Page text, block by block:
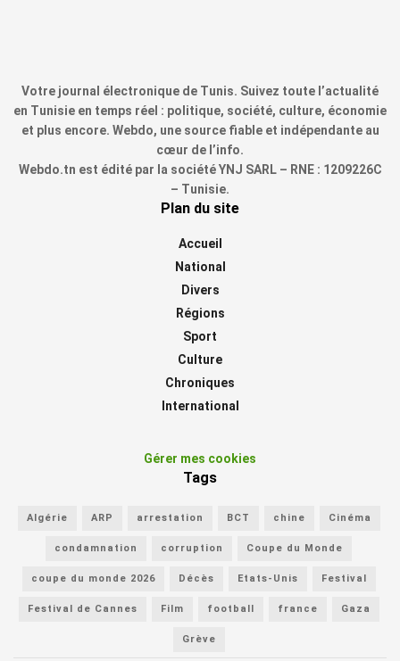
Votre journal électronique de Tunis. Suivez toute l’actualité
en Tunisie en temps réel : politique, société, culture, économie
et plus encore. Webdo, une source fiable et indépendante au
cœur de l’info.
Webdo.tn est édité par la société YNJ SARL – RNE : 1209226C
– Tunisie.
Plan du site
Accueil
National
Divers
Régions
Sport
Culture
Chroniques
International
Gérer mes cookies
Tags
Algérie ARP arrestation BCT chine Cinéma
condamnation corruption Coupe du Monde
coupe du monde 2026 Décès Etats-Unis Festival
Festival de Cannes Film football france Gaza
Grève